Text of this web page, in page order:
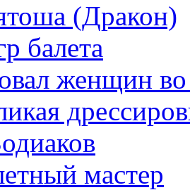
(Дракон)
балета
женщин во
мастер